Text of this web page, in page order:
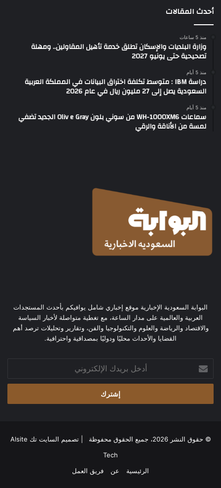
أحدث المقالات
منذ 5 ساعات
وزارة البلديات والإسكان تطلق خدمة تأهيل المقاولين.. ومهلة
تصحيحية حتى يونيو 2027
منذ 5 أيام
دراسة IBM : متوسط تكلفة اختراق البيانات في المملكة العربية
السعودية يصل إلى 27 مليون ريال في عام 2026
منذ 5 أيام
سماعات WH-1000XM6 من سوني بلون Oliv e Gray الجديد تضفي
لمسة من الأناقة والرقي
البوابة السعودية الإخبارية موقع إخباري شامل يوافيكم بأحدث المستجدات
العربية والعالمية على مدار الساعة، مع تغطية متواصلة لأخبار السياسة
والاقتصاد والرياضة والعلوم والتكنولوجيا والفن، وتقارير وتحليلات ترصد أهم
القضايا والأحداث محليًا ودوليًا بمصداقية واحترافية.
بريدك
الإلكتروني
© حقوق النشر 2026، جميع الحقوق محفوظة | تصميم
السايت تك Alsite
Tech
الرئيسية
عن فريق العمل